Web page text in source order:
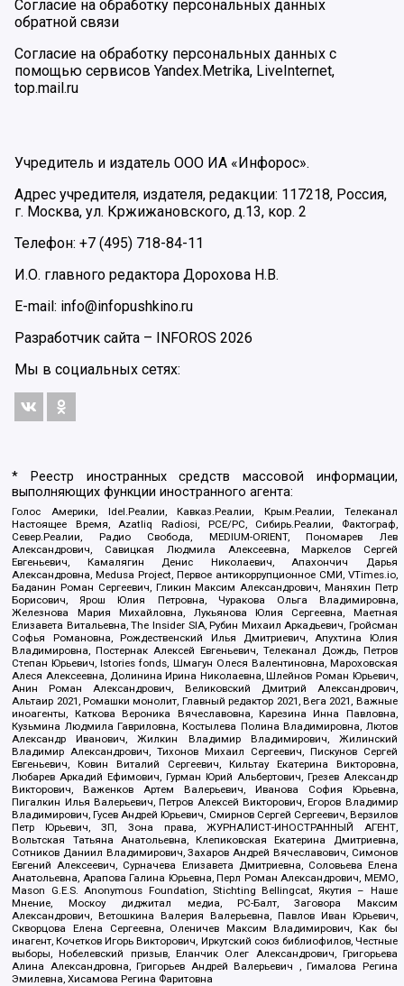
Согласие на обработку персональных данных
обратной связи
Согласие на обработку персональных данных с
помощью сервисов Yandex.Metrika, LiveInternet,
top.mail.ru
Учредитель и издатель ООО ИА «Инфорос».
Адрес учредителя, издателя, редакции: 117218, Россия,
г. Москва, ул. Кржижановского, д.13, кор. 2
Телефон: +7 (495) 718-84-11
И.О. главного редактора Дорохова Н.В.
E-mail: info@infopushkino.ru
Разработчик сайта – INFOROS 2026
Мы в социальных сетях:
* Реестр иностранных средств массовой информации,
выполняющих функции иностранного агента:
Голос Америки, Idel.Реалии, Кавказ.Реалии, Крым.Реалии, Телеканал
Настоящее Время, Azatliq Radiosi, PCE/PC, Сибирь.Реалии, Фактограф,
Север.Реалии, Радио Свобода, MEDIUM-ORIENT, Пономарев Лев
Александрович, Савицкая Людмила Алексеевна, Маркелов Сергей
Евгеньевич, Камалягин Денис Николаевич, Апахончич Дарья
Александровна, Medusa Project, Первое антикоррупционное СМИ, VTimes.io,
Баданин Роман Сергеевич, Гликин Максим Александрович, Маняхин Петр
Борисович, Ярош Юлия Петровна, Чуракова Ольга Владимировна,
Железнова Мария Михайловна, Лукьянова Юлия Сергеевна, Маетная
Елизавета Витальевна, The Insider SIA, Рубин Михаил Аркадьевич, Гройсман
Софья Романовна, Рождественский Илья Дмитриевич, Апухтина Юлия
Владимировна, Постернак Алексей Евгеньевич, Телеканал Дождь, Петров
Степан Юрьевич, Istories fonds, Шмагун Олеся Валентиновна, Мароховская
Алеся Алексеевна, Долинина Ирина Николаевна, Шлейнов Роман Юрьевич,
Анин Роман Александрович, Великовский Дмитрий Александрович,
Альтаир 2021, Ромашки монолит, Главный редактор 2021, Вега 2021, Важные
иноагенты, Каткова Вероника Вячеславовна, Карезина Инна Павловна,
Кузьмина Людмила Гавриловна, Костылева Полина Владимировна, Лютов
Александр Иванович, Жилкин Владимир Владимирович, Жилинский
Владимир Александрович, Тихонов Михаил Сергеевич, Пискунов Сергей
Евгеньевич, Ковин Виталий Сергеевич, Кильтау Екатерина Викторовна,
Любарев Аркадий Ефимович, Гурман Юрий Альбертович, Грезев Александр
Викторович, Важенков Артем Валерьевич, Иванова София Юрьевна,
Пигалкин Илья Валерьевич, Петров Алексей Викторович, Егоров Владимир
Владимирович, Гусев Андрей Юрьевич, Смирнов Сергей Сергеевич, Верзилов
Петр Юрьевич, ЗП, Зона права, ЖУРНАЛИСТ-ИНОСТРАННЫЙ АГЕНТ,
Вольтская Татьяна Анатольевна, Клепиковская Екатерина Дмитриевна,
Сотников Даниил Владимирович, Захаров Андрей Вячеславович, Симонов
Евгений Алексеевич, Сурначева Елизавета Дмитриевна, Соловьева Елена
Анатольевна, Арапова Галина Юрьевна, Перл Роман Александрович, МЕМО,
Mason G.E.S. Anonymous Foundation, Stichting Bellingcat, Якутия – Наше
Мнение, Москоу диджитал медиа, РС-Балт, Заговора Максим
Александрович, Ветошкина Валерия Валерьевна, Павлов Иван Юрьевич,
Скворцова Елена Сергеевна, Оленичев Максим Владимирович, Как бы
инагент, Кочетков Игорь Викторович, Иркутский союз библиофилов, Честные
выборы, Нобелевский призыв, Еланчик Олег Александрович, Григорьева
Алина Александровна, Григорьев Андрей Валерьевич , Гималова Регина
Эмилевна, Хисамова Регина Фаритовна